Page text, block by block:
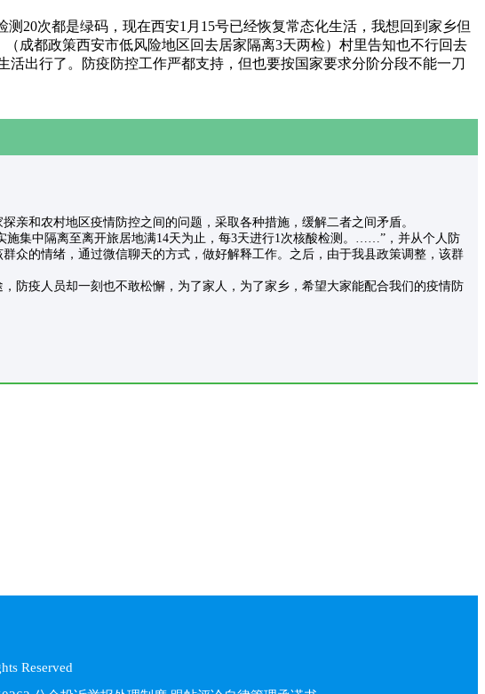
20次都是绿码，现在西安1月15号已经恢复常态化生活，我想回到家乡但
成都政策西安市低风险地区回去居家隔离3天两检）村里告知也不行回去
出行了。防疫防控工作严都支持，但也要按国家要求分阶分段不能一刀
亲和农村地区疫情防控之间的问题，采取各种措施，缓解二者之间矛盾。
施集中隔离至离开旅居地满14天为止，每3天进行1次核酸检测。……”，并从个人防
众的情绪，通过微信聊天的方式，做好解释工作。之后，由于我县政策调整，该群
防疫人员却一刻也不敢松懈，为了家人，为了家乡，希望大家能配合我们的疫情防
Reserved